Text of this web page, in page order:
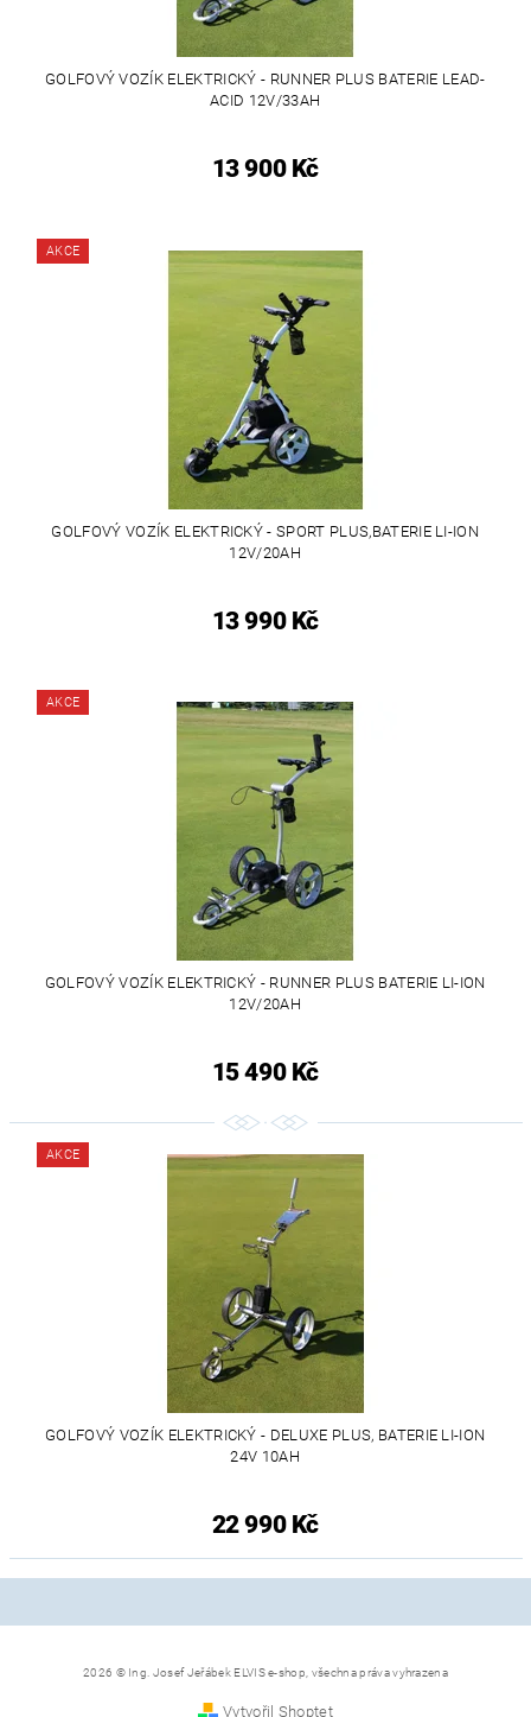
GOLFOVÝ VOZÍK ELEKTRICKÝ - RUNNER PLUS BATERIE LEAD-
ACID 12V/33AH
13 900 Kč
AKCE
GOLFOVÝ VOZÍK ELEKTRICKÝ - SPORT PLUS,BATERIE LI-ION
12V/20AH
13 990 Kč
AKCE
GOLFOVÝ VOZÍK ELEKTRICKÝ - RUNNER PLUS BATERIE LI-ION
12V/20AH
15 490 Kč
AKCE
GOLFOVÝ VOZÍK ELEKTRICKÝ - DELUXE PLUS, BATERIE LI-ION
24V 10AH
22 990 Kč
2026 © Ing. Josef Jeřábek ELVIS e-shop, všechna práva vyhrazena
Vytvořil Shoptet